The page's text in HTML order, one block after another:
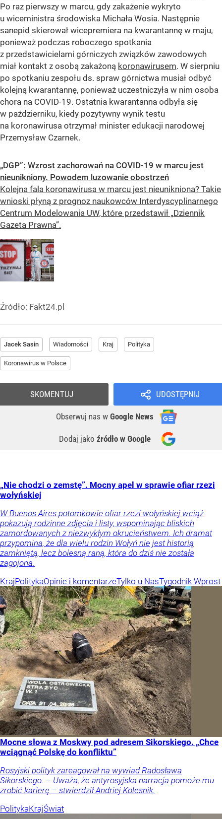
Po raz pierwszy w marcu, gdy zakażenie wykryto
u wiceministra środowiska Michała Wosia. Następnie
sanepid skierował wicepremiera na kwarantannę w maju,
ponieważ podczas roboczego spotkania
z przedstawicielami górniczych związków zawodowych
miał kontakt z osobą zakażoną koronawirusem. W sierpniu
po spotkaniu zespołu ds. spraw górnictwa musiał odbyć
kolejną kwarantannę, ponieważ uczestniczyła w nim osoba
chora na COVID-19. Ostatnia kwarantanna odbyła się
w październiku, kiedy pozytywny wynik testu
na koronawirusa otrzymał minister edukacji narodowej
Przemysław Czarnek.
„DGP”: Wzrost zachorowań na COVID-19 w marcu jest
nieunikniony. Powodem luzowanie obostrzeń
Kolejna fala koronawirusa w marcu jest nieunikniona? Takie
wnioski płyną z prognoz naukowców Interdyscyplinarnego
Centrum Modelowania UW, które przedstawił „Dziennik
Gazeta Prawna”.
Źródło: Fakt24.pl
Jacek Sasin Wiadomości Kraj Polityka
Koronawirus w Polsce
UDOSTĘPNIJ
Obserwuj nas w Google News
Dodaj jako źródło w Google
SKOMENTUJ
„Nie chodzi o zemstę”. Mocny apel w sprawie ofiar rzezi
wołyńskiej
W Buenos Aires potomkowie ofiar rzezi wołyńskiej wciąż
pokazują rodzinne zdjęcia i listy, wspominając bliskich
zamordowanych z niezwykłym okrucieństwem. Ich dramat
przypomina, że dla wielu rodzin Wołyń nie jest historią
zamkniętą, lecz bolesną raną, która do dziś nie została
zagojona.
KrajPolitykaOpinie i komentarzeTylko u NasTygodnik Wprost
Mocne słowa z Moskwy pod adresem Sikorskiego. „Chce
wciągnąć Polskę do konfliktu”
Rosyjski polityk zareagował na wywiad Radosława
Sikorskiego. – Uważa, że antyrosyjska narracja pomoże mu
zrobić karierę – stwierdził Andriej Kolesnik.
PolitykaKrajŚwiat